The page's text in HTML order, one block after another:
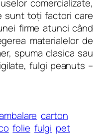
comercializate,
sunt toţi factori care
firme atunci când
materialelor de
spuma clasica sau
fulgi peanuts –
carton
folie fulgi pet